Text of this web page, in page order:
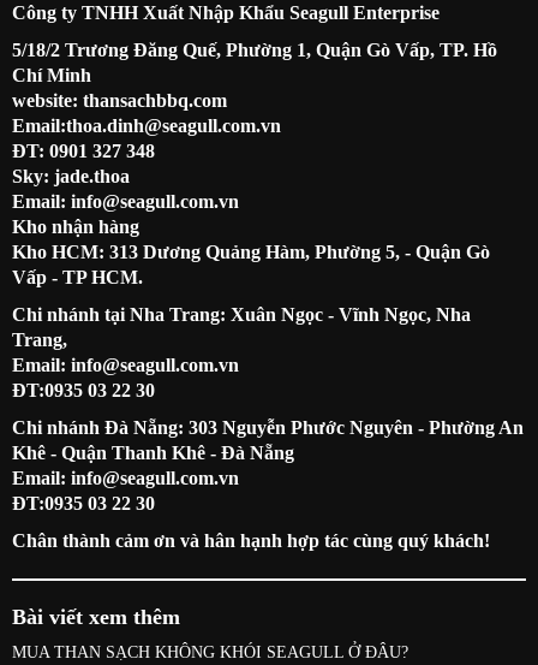
Công ty TNHH Xuất Nhập Khẩu Seagull Enterprise
5/18/2 Trương Đăng Quế, Phường 1, Quận Gò Vấp, TP. Hồ
Chí Minh
website: thansachbbq.com
Email:thoa.dinh@seagull.com.vn
ĐT: 0901 327 348
Sky: jade.thoa
Email: info@seagull.com.vn
Kho nhận hàng
Kho HCM: 313 Dương Quảng Hàm, Phường 5, - Quận Gò
Vấp - TP HCM.
Chi nhánh tại Nha Trang: Xuân Ngọc - Vĩnh Ngọc, Nha
Trang,
Email: info@seagull.com.vn
ĐT:0935 03 22 30
Chi nhánh Đà Nẵng: 303 Nguyễn Phước Nguyên - Phường An
Khê - Quận Thanh Khê - Đà Nẵng
Email: info@seagull.com.vn
ĐT:0935 03 22 30
Chân thành cảm ơn và hân hạnh hợp tác cùng quý khách!
Bài viết xem thêm
MUA THAN SẠCH KHÔNG KHÓI SEAGULL Ở ĐÂU?